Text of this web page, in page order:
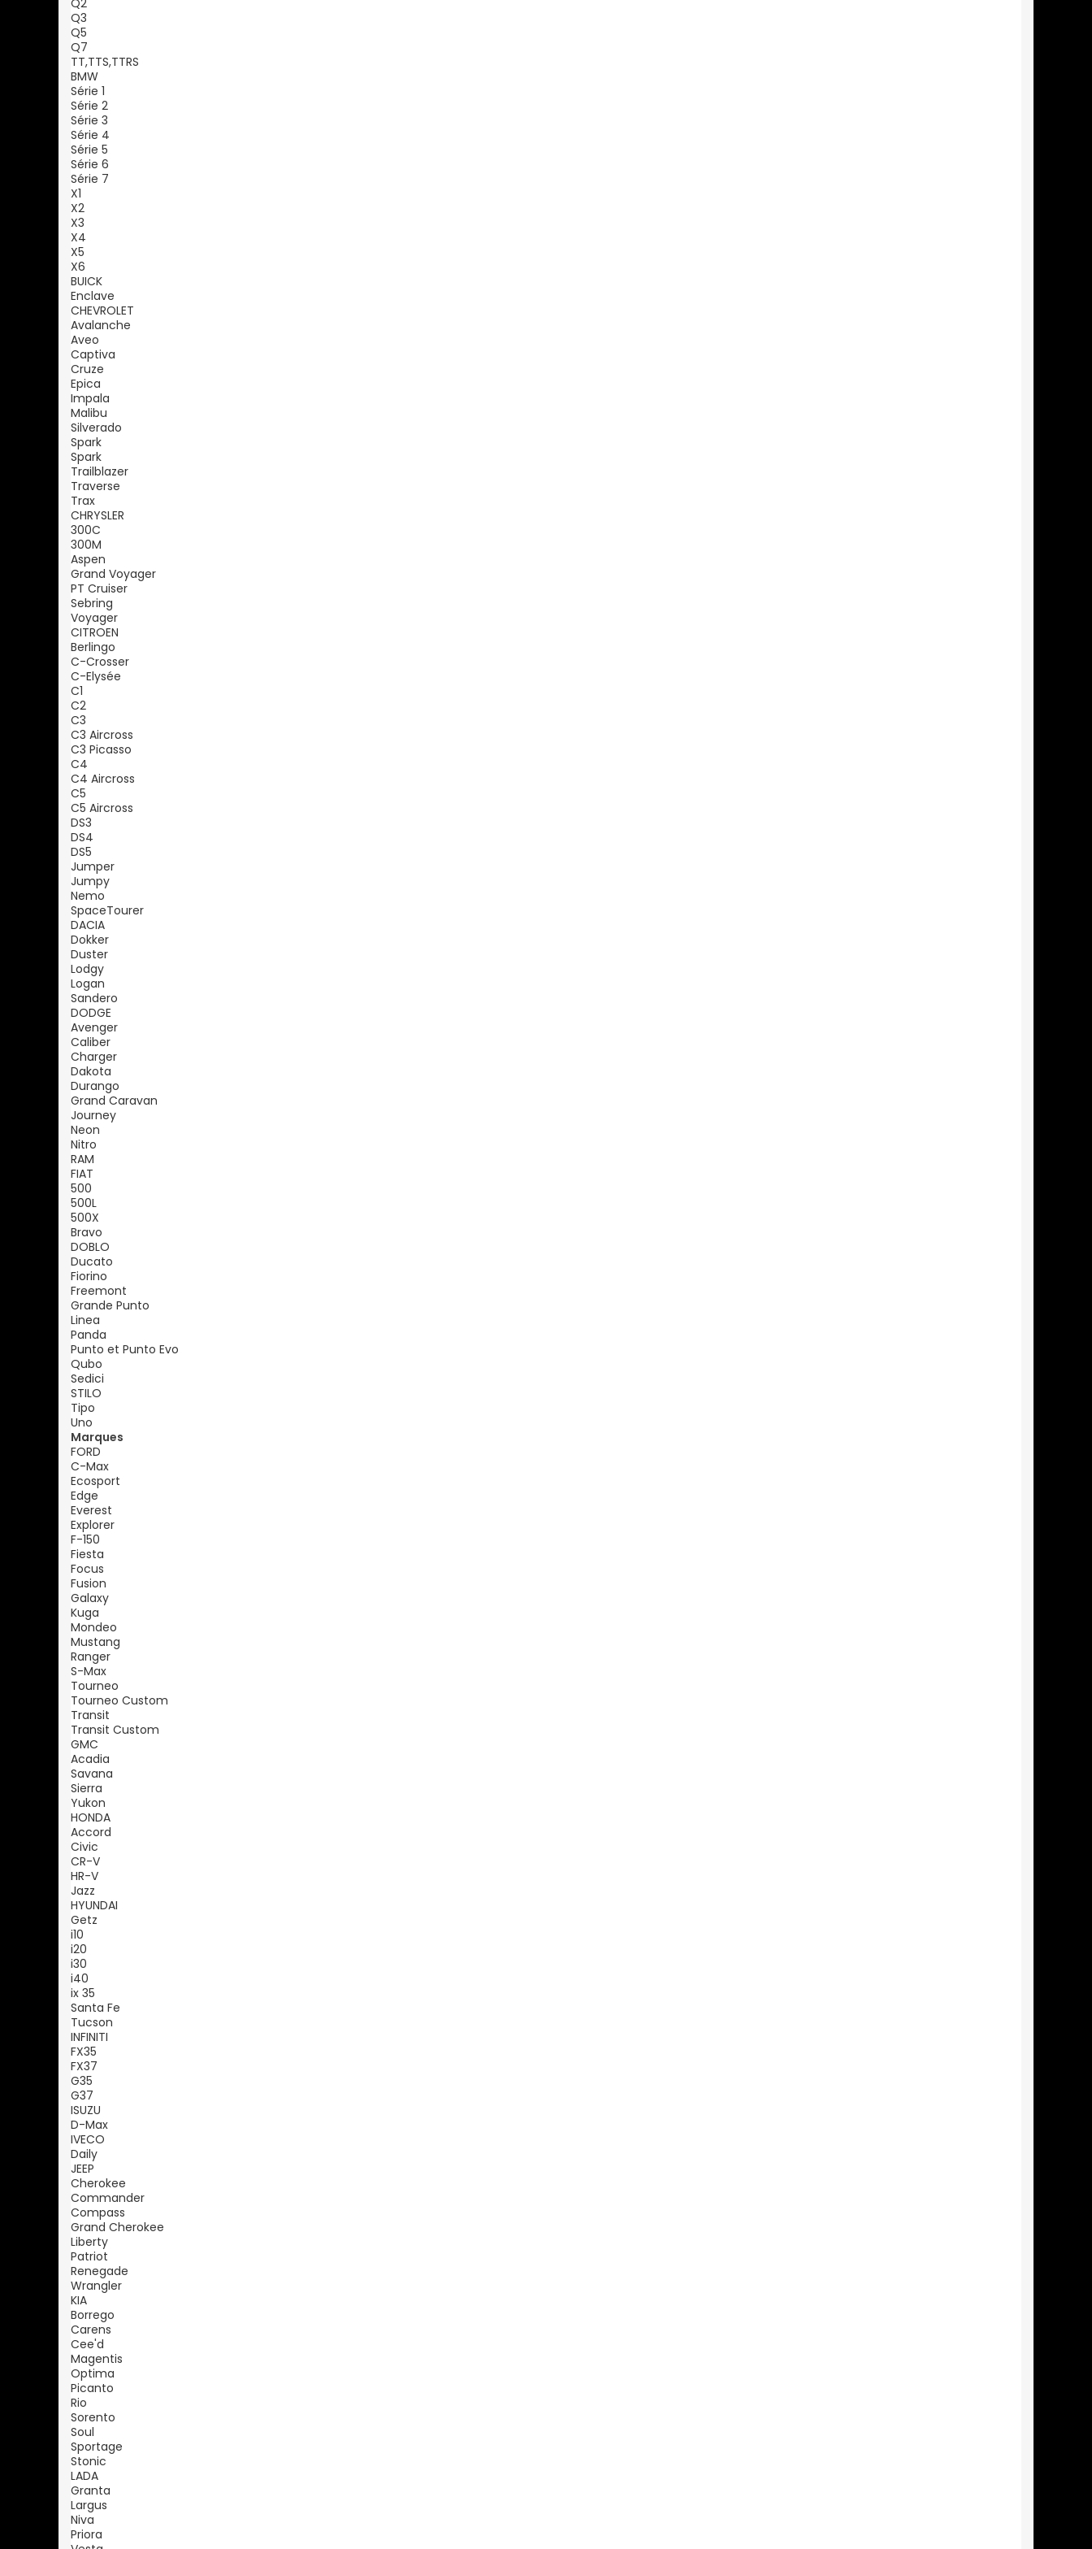
Q2
Q3
Q5
Q7
TT,TTS,TTRS
BMW
Série 1
Série 2
Série 3
Série 4
Série 5
Série 6
Série 7
X1
X2
X3
X4
X5
X6
BUICK
Enclave
CHEVROLET
Avalanche
Aveo
Captiva
Cruze
Epica
Impala
Malibu
Silverado
Spark
Spark
Trailblazer
Traverse
Trax
CHRYSLER
300C
300M
Aspen
Grand Voyager
PT Cruiser
Sebring
Voyager
CITROEN
Berlingo
C-Crosser
C-Elysée
C1
C2
C3
C3 Aircross
C3 Picasso
C4
C4 Aircross
C5
C5 Aircross
DS3
DS4
DS5
Jumper
Jumpy
Nemo
SpaceTourer
DACIA
Dokker
Duster
Lodgy
Logan
Sandero
DODGE
Avenger
Caliber
Charger
Dakota
Durango
Grand Caravan
Journey
Neon
Nitro
RAM
FIAT
500
500L
500X
Bravo
DOBLO
Ducato
Fiorino
Freemont
Grande Punto
Linea
Panda
Punto et Punto Evo
Qubo
Sedici
STILO
Tipo
Uno
Marques
FORD
C-Max
Ecosport
Edge
Everest
Explorer
F-150
Fiesta
Focus
Fusion
Galaxy
Kuga
Mondeo
Mustang
Ranger
S-Max
Tourneo
Tourneo Custom
Transit
Transit Custom
GMC
Acadia
Savana
Sierra
Yukon
HONDA
Accord
Civic
CR-V
HR-V
Jazz
HYUNDAI
Getz
i10
i20
i30
i40
ix 35
Santa Fe
Tucson
INFINITI
FX35
FX37
G35
G37
ISUZU
D-Max
IVECO
Daily
JEEP
Cherokee
Commander
Compass
Grand Cherokee
Liberty
Patriot
Renegade
Wrangler
KIA
Borrego
Carens
Cee'd
Magentis
Optima
Picanto
Rio
Sorento
Soul
Sportage
Stonic
LADA
Granta
Largus
Niva
Priora